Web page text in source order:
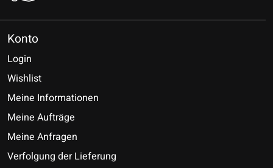
Konto
Login
Wishlist
Meine Informationen
Meine Aufträge
Meine Anfragen
Verfolgung der Lieferung